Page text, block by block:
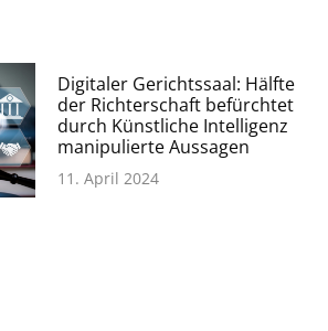
Digitaler Gerichtssaal: Hälfte
der Richterschaft befürchtet
durch Künstliche Intelligenz
manipulierte Aussagen
11. April 2024